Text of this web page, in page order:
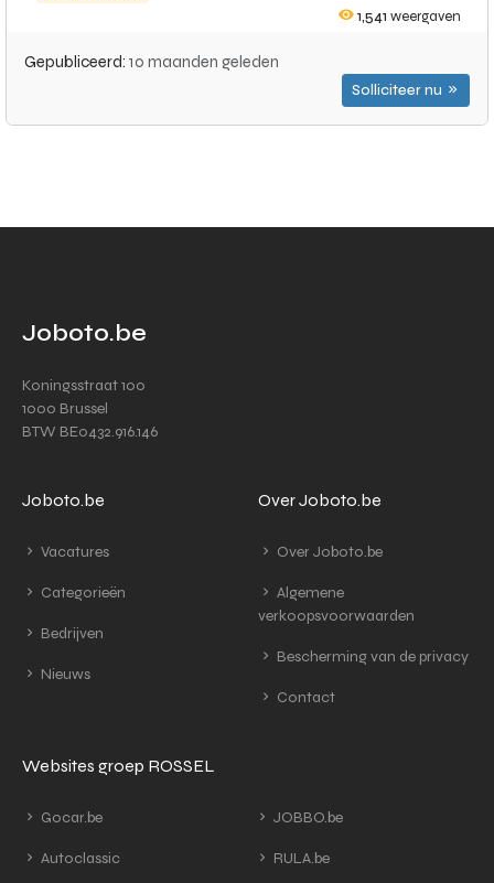
1,541 weergaven
Gepubliceerd: 10 maanden geleden
Solliciteer nu
Joboto.be
Koningsstraat 100
1000 Brussel
BTW BE0432.916.146
Joboto.be
Vacatures
Categorieën
Bedrijven
Nieuws
Over Joboto.be
Over Joboto.be
Algemene
verkoopsvoorwaarden
Bescherming van de privacy
Contact
Websites groep ROSSEL
Gocar.be
Autoclassic
JOBBO.be
RULA.be